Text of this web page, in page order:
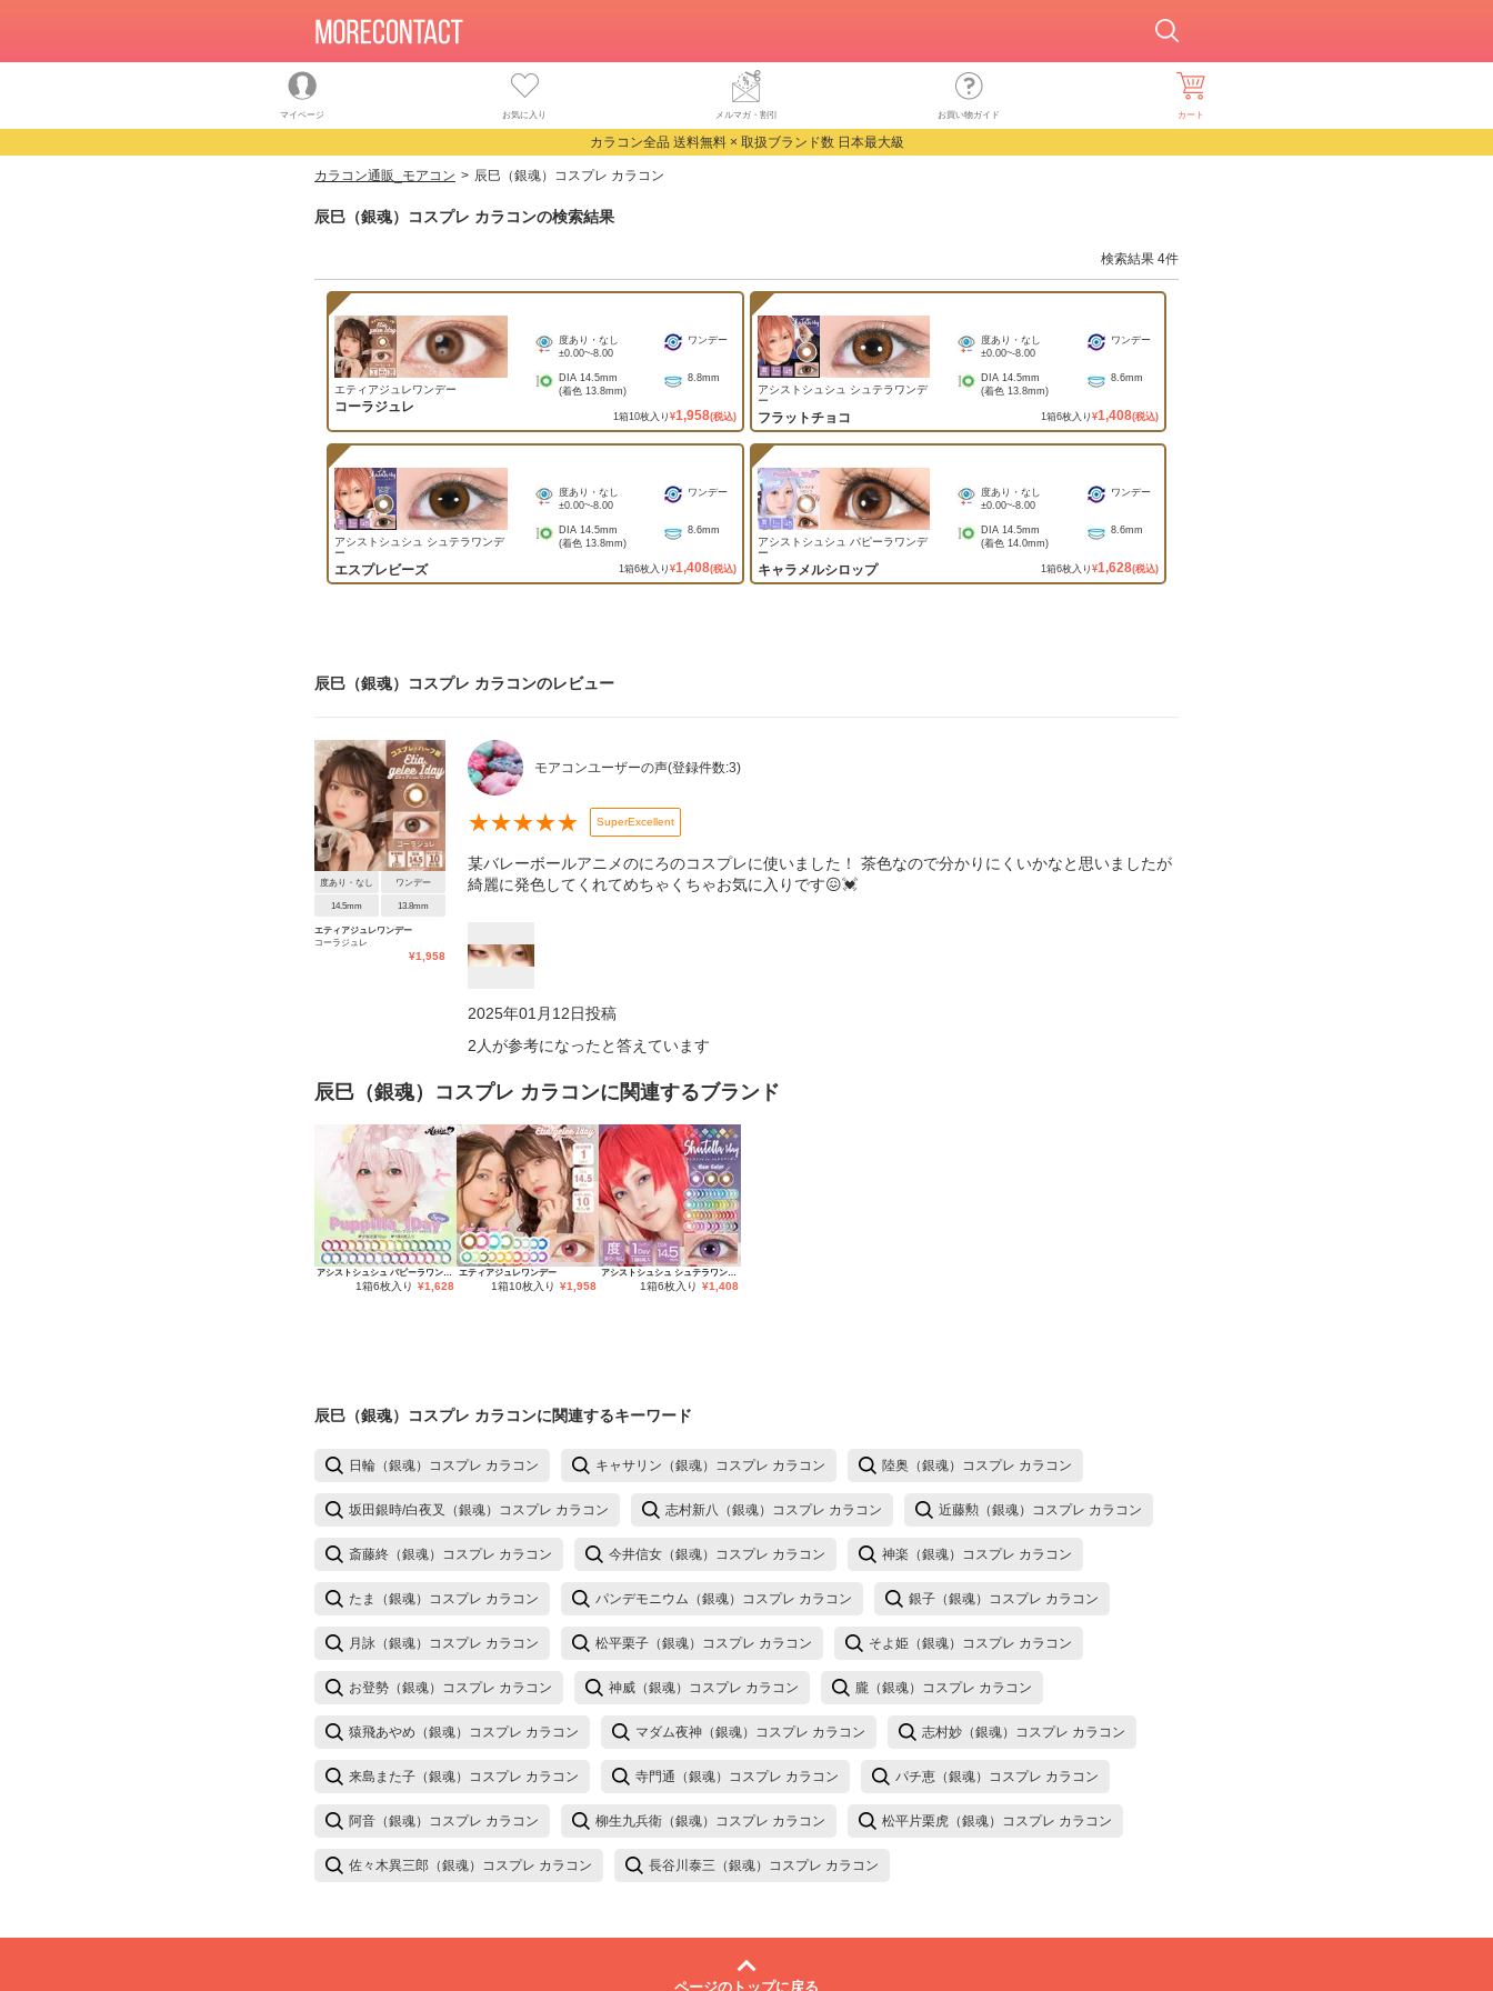
マイページ お気に入り メルマガ・割引 お買い物ガイド カート
カラコン全品 送料無料 × 取扱ブランド数 日本最大級
カラコン通販_モアコン 辰巳（銀魂）コスプレ カラコン
辰巳（銀魂）コスプレ カラコンの検索結果
検索結果 4件
エティアジュレワンデー
コーラジュレ
度あり・なし
±0.00~-8.00
ワンデー
DIA 14.5mm
(着色 13.8mm)
8.8mm
1箱10枚入り ¥1,958(税込)
アシストシュシュ シュテラワンデ
ー
フラットチョコ
度あり・なし
±0.00~-8.00
ワンデー
DIA14.5mm
(着色13.8mm)
8.6mm
1箱6枚入り ¥1,408(税込)
アシストシュシュ シュテラワンデ
ー
エスプレビーズ
度あり・なし
±0.00~-8.00
ワンデー
DIA 14.5mm
(着色 13.8mm)
8.6mm
1箱6枚入り ¥1,408(税込)
アシストシュシュ パピーラワンデ
ー
キャラメルシロップ
度あり・なし
±0.00~-8.00
ワンデー
DIA14.5mm
(着色14.0mm)
8.6mm
1箱6枚入り ¥1,628(税込)
辰巳（銀魂）コスプレ カラコンのレビュー
度あり・なし ワンデー
14.5mm 13.8mm
エティアジュレワンデー
コーラジュレ
¥1,958
モアコンユーザーの声(登録件数:3)
★★★★★ SuperExcellent
某バレーボールアニメのにろのコスプレに使いました！ 茶色なので分かりにくいかなと思いましたが
綺麗に発色してくれてめちゃくちゃお気に入りです😖💓‪
2025年01月12日投稿
2 人が参考になったと答えています
辰巳（銀魂）コスプレ カラコンに関連するブランド
アシストシュシュ パピーラワンデー
1箱6枚入り ¥1,628
エティアジュレワンデー
1箱10枚入り ¥1,958
アシストシュシュ シュテラワンデー
1箱6枚入り ¥1,408
辰巳（銀魂）コスプレ カラコンに関連するキーワード
日輪（銀魂）コスプレ カラコン キャサリン（銀魂）コスプレ カラコン 陸奥（銀魂）コスプレ カラコン
坂田銀時/白夜叉（銀魂）コスプレ カラコン 志村新八（銀魂）コスプレ カラコン 近藤勲（銀魂）コスプレ カラコン
斎藤終（銀魂）コスプレ カラコン 今井信女（銀魂）コスプレ カラコン 神楽（銀魂）コスプレ カラコン
たま（銀魂）コスプレ カラコン パンデモニウム（銀魂）コスプレ カラコン 銀子（銀魂）コスプレ カラコン
月詠（銀魂）コスプレ カラコン 松平栗子（銀魂）コスプレ カラコン そよ姫（銀魂）コスプレ カラコン
お登勢（銀魂）コスプレ カラコン 神威（銀魂）コスプレ カラコン 朧（銀魂）コスプレ カラコン
猿飛あやめ（銀魂）コスプレ カラコン マダム夜神（銀魂）コスプレ カラコン 志村妙（銀魂）コスプレ カラコン
来島また子（銀魂）コスプレ カラコン 寺門通（銀魂）コスプレ カラコン パチ恵（銀魂）コスプレ カラコン
阿音（銀魂）コスプレ カラコン 柳生九兵衛（銀魂）コスプレ カラコン 松平片栗虎（銀魂）コスプレ カラコン
佐々木異三郎（銀魂）コスプレ カラコン 長谷川泰三（銀魂）コスプレ カラコン
ページのトップに戻る